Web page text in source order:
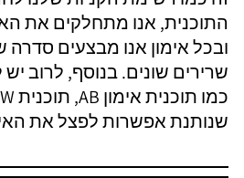
התוכנית, אנו מתחלקים את
ובכל אימון אנו מבצעים סדרה
שרירים שונים. בנוסף, לרוב יש
שנותנת אפשרות לפצל את